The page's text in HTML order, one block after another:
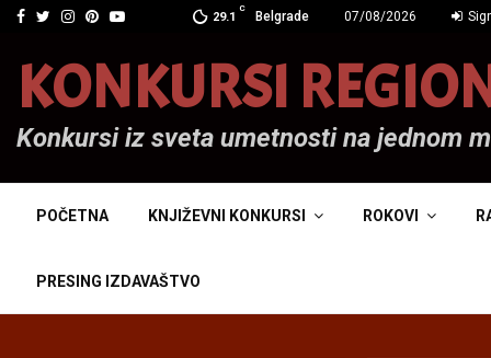
Facebook
Twitter
Instagram
Pinterest
Youtube 29.1
C
Belgrade 07/08/2026
KONKURSI
Konkursi iz sveta umetnosti na jednom
POČETNA KNJIŽEVNI KONKURSI ROKOVI
PRESING IZDAVAŠTVO